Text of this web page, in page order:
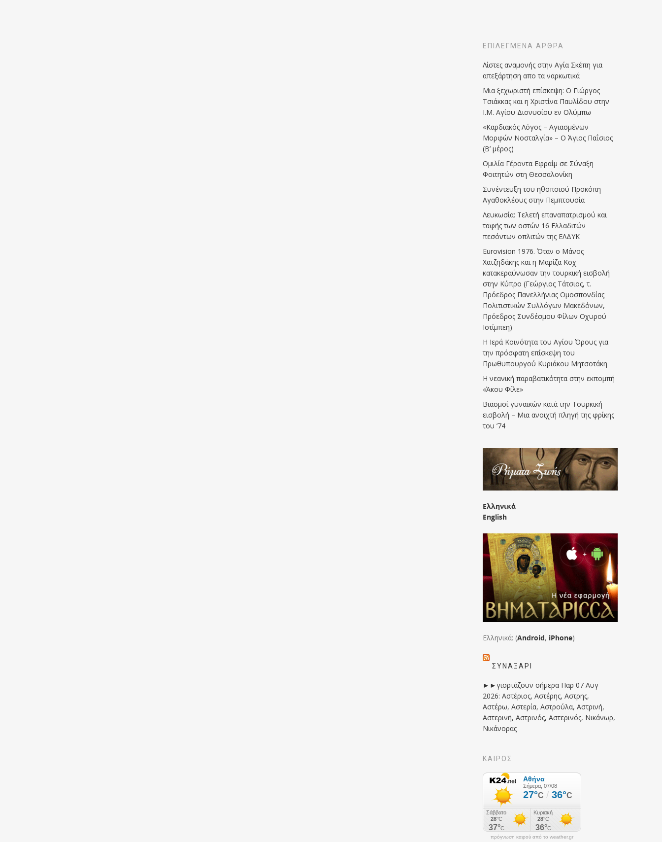
ΕΠΙΛΕΓΜΈΝΑ ΆΡΘΡΑ
Λίστες αναμονής στην Αγία Σκέπη για
απεξάρτηση απο τα ναρκωτικά
Μια ξεχωριστή επίσκεψη: Ο Γιώργος
Τσιάκκας και η Χριστίνα Παυλίδου στην
Ι.Μ. Αγίου Διονυσίου εν Ολύμπω
«Καρδιακός Λόγος – Αγιασμένων
Μορφών Νοσταλγία» – Ο Άγιος Παΐσιος
(Β’ μέρος)
Ομιλία Γέροντα Εφραίμ σε Σύναξη
Φοιτητών στη Θεσσαλονίκη
Συνέντευξη του ηθοποιού Προκόπη
Αγαθοκλέους στην Πεμπτουσία
Λευκωσία: Τελετή επαναπατρισμού και
ταφής των οστών 16 Ελλαδιτών
πεσόντων οπλιτών της ΕΛΔΥΚ
Eurovision 1976. Όταν ο Μάνος
Χατζηδάκης και η Μαρίζα Κοχ
κατακεραύνωσαν την τουρκική εισβολή
στην Κύπρο (Γεώργιος Τάτσιος, τ.
Πρόεδρος Πανελλήνιας Ομοσπονδίας
Πολιτιστικών Συλλόγων Μακεδόνων,
Πρόεδρος Συνδέσμου Φίλων Οχυρού
Ιστίμπεη)
Η Ιερά Κοινότητα του Αγίου Όρους για
την πρόσφατη επίσκεψη του
Πρωθυπουργού Κυριάκου Μητσοτάκη
Η νεανική παραβατικότητα στην εκπομπή
«Άκου Φίλε»
Βιασμοί γυναικών κατά την Τουρκική
εισβολή – Μια ανοιχτή πληγή της φρίκης
του ’74
Ελληνικά
English
Ελληνικά: (Android, iPhone)
ΣΥΝΑΞΆΡΙ
►►γιορτάζουν σήμερα Παρ 07 Αυγ
2026: Αστέριος, Αστέρης, Αστρης,
Αστέρω, Αστερία, Αστρούλα, Αστρινή,
Αστερινή, Αστρινός, Αστερινός, Νικάνωρ,
Νικάνορας
ΚΑΙΡΟΣ
πρόγνωση καιρού από το weather.gr